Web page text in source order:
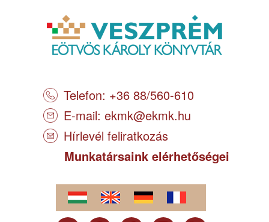
Telefon: +36 88/560-610
E-mail: ekmk@ekmk.hu
Hírlevél feliratkozás
Munkatársaink elérhetőségei